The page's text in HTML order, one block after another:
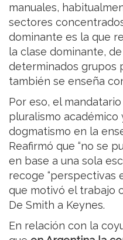
manuales,
sectores
dominante es la que
la clase dominante,
determinados grupos
también se enseña
Por eso, el
pluralismo académico
dogmatismo en la
Reafirmó que “no se
en base a una sola
recoge “perspectivas
que motivó el trabajo
De Smith a Keynes.
En relación con la